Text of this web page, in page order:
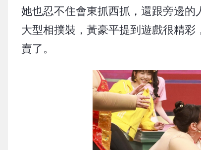
她也忍不住會東抓西抓，還跟旁邊
大型相撲裝，黃豪平提到遊戲很精
賣了。